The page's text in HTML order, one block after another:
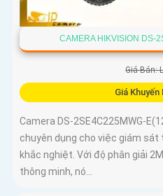
CAMERA HIKVISION DS-
Giá Bán:
Giá Khuyến
Camera DS-2SE4C225MWG-
chuyên dụng cho việc giám
khắc nghiệt. Với độ phân giải
thông minh, nó...